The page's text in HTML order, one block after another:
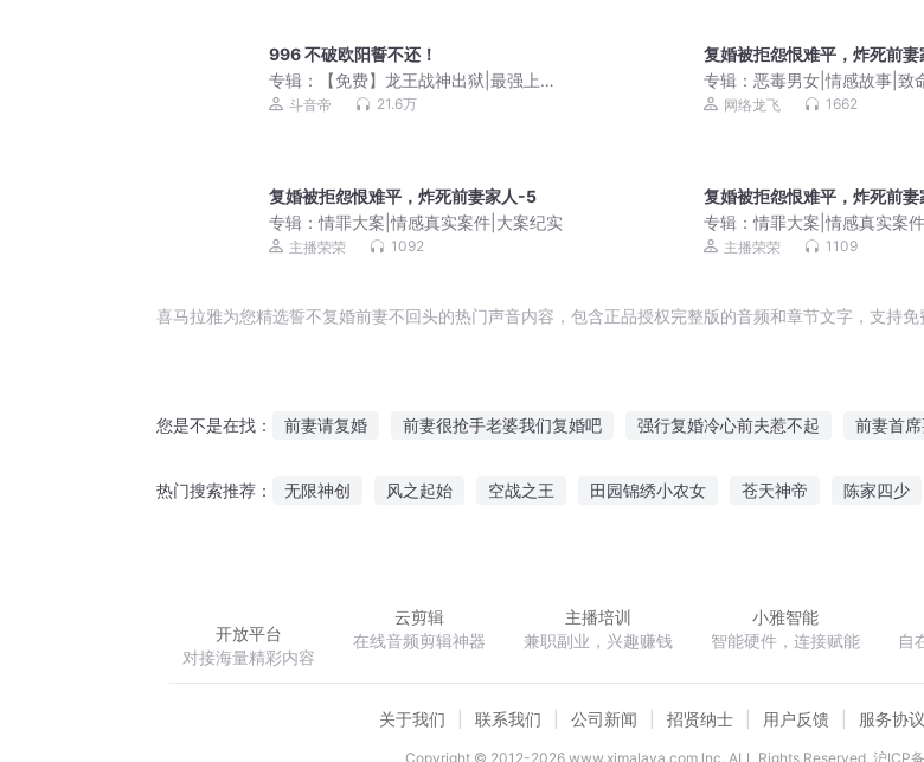
996 不破欧阳誓不还！
专辑：
【免费】龙王战神出狱|最强上门
赘婿|都市战狼|爽文
斗音帝 21.6万
复婚被拒怨恨难平，炸死前
专辑：恶毒男女|情感故事|致
实故事
网络龙飞 1662
复婚被拒怨恨难平，炸死前妻家人-5
专辑：情罪大案|情感真实案件|大案纪实
主播荣荣 1092
复婚被拒怨恨难平，炸死前
专辑：情罪大案|情感真实案
主播荣荣 1109
喜马拉雅为您精选誓不复婚前妻不回头的热门声音内容，包含正品授权完整版的音频和章节文字，支持免
您是不是在找： 前妻请复婚 前妻很抢手老婆我们复婚吧 强行复婚冷心前夫惹不起 前妻首
热门搜索推荐： 无限神创 风之起始 空战之王 田园锦绣小农女 苍天神帝 陈家四少
开放平台
对接海量精彩内容
云剪辑
在线音频剪辑神器
主播培训
兼职副业，兴趣赚钱
小雅智能
智能硬件，连接赋能
自
关于我们 联系我们 公司新闻 招贤纳士 用户反馈 服务协议
Copyright © 2012-2026www.ximalaya.com lnc. ALL Rights Reserved 沪ICP